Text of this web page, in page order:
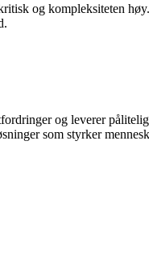
og kompleksiteten
og leverer
som styrker